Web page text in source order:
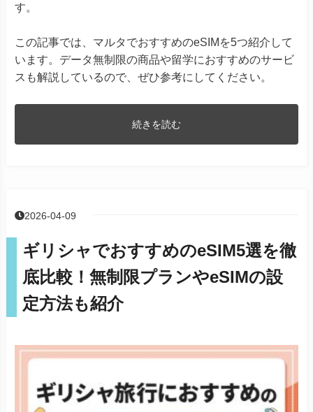
す。
この記事では、マルタでおすすめのeSIMを5つ紹介して
います。データ無制限の商品や留学におすすめのサービ
スも解説しているので、ぜひ参考にしてください。
続きを読む
2026-04-09
ギリシャでおすすめのeSIM5選を徹
底比較！無制限プランやeSIMの設
定方法も紹介